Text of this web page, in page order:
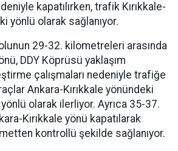
kapatılırken, trafik Kırıkkale-
yönlü olarak sağlanıyor.
29-32. kilometreleri arasında
DDY Köprüsü yaklaşım
çalışmaları nedeniyle trafiğe
Ankara-Kırıkkale yönündeki
olarak ilerliyor. Ayrıca 35-37.
Kırıkkale yönü kapatılarak
kontrollü şekilde sağlanıyor.